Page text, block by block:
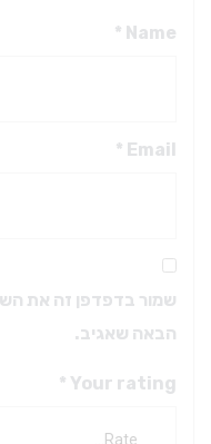
Name
*
Email
*
שמור בדפדפן זה את
הבאה שאגיב.
Your rating
*